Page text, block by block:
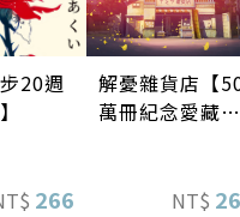
20週
266
解憂雜貨店【
萬冊紀念愛藏
NT$